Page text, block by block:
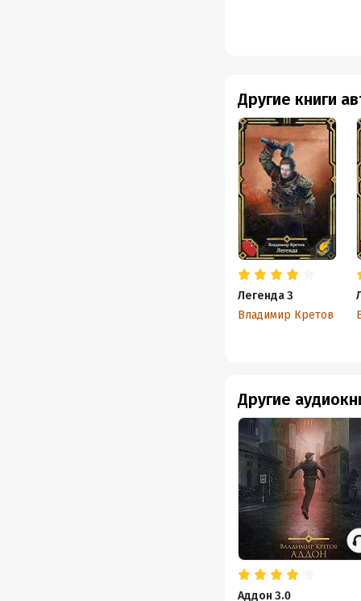
Другие книги
Легенда 3
Владимир Кретов
Другие
Аддон 3.0